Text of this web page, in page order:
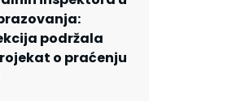
podržala
o praćenju